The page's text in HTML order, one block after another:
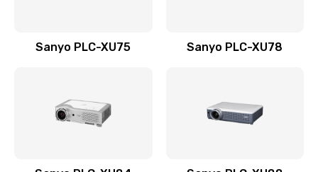
Sanyo PLC-XU75 Sanyo PLC-XU78